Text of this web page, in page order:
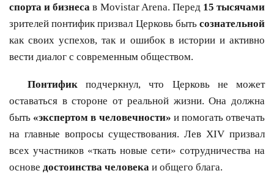
спорта и бизнеса в Movistar Arena. Перед 15 тысячами
зрителей понтифик призвал Церковь быть сознательной
как своих успехов, так и ошибок в истории и активно
вести диалог с современным обществом.
Понтифик подчеркнул, что Церковь не может
оставаться в стороне от реальной жизни. Она должна
быть «экспертом в человечности» и помогать отвечать
на главные вопросы существования. Лев XIV призвал
всех участников «ткать новые сети» сотрудничества на
основе достоинства человека и общего блага.